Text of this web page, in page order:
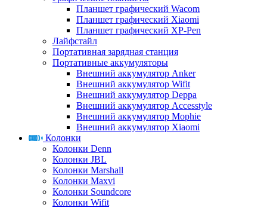
Планшет графический Wacom
Планшет графический Xiaomi
Планшет графический XP-Pen
Лайфстайл
Портативная зарядная станция
Портативные аккумуляторы
Внешний аккумулятор Anker
Внешний аккумулятор Wifit
Внешний аккумулятор Deppa
Внешний аккумулятор Accesstyle
Внешний аккумулятор Mophie
Внешний аккумулятор Xiaomi
Колонки
Колонки Denn
Колонки JBL
Колонки Marshall
Колонки Maxvi
Колонки Soundcore
Колонки Wifit